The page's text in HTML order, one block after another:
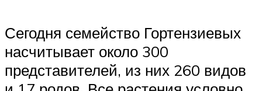
Сегодня семейство Гортензиевых
насчитывает около 300
представителей, из них 260 видов